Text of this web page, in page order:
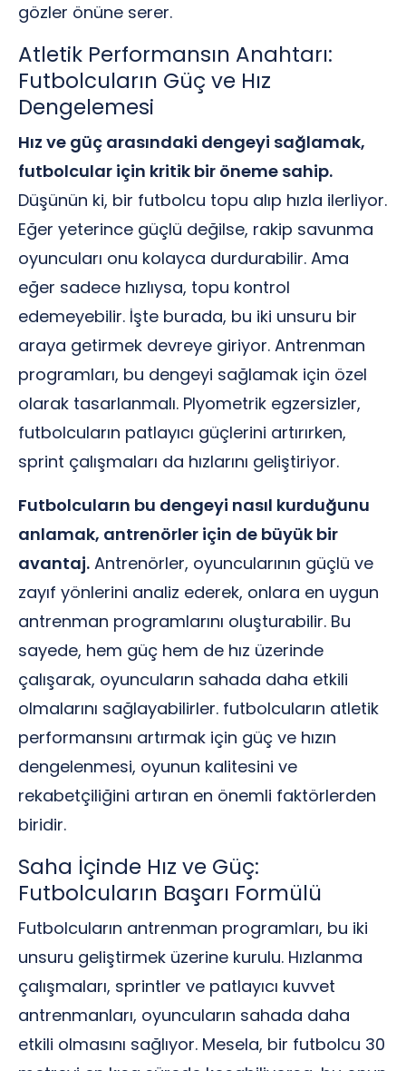
gözler önüne serer.
Atletik Performansın Anahtarı:
Futbolcuların Güç ve Hız
Dengelemesi
Hız ve güç arasındaki dengeyi sağlamak,
futbolcular için kritik bir öneme sahip.
Düşünün ki, bir futbolcu topu alıp hızla ilerliyor.
Eğer yeterince güçlü değilse, rakip savunma
oyuncuları onu kolayca durdurabilir. Ama
eğer sadece hızlıysa, topu kontrol
edemeyebilir. İşte burada, bu iki unsuru bir
araya getirmek devreye giriyor. Antrenman
programları, bu dengeyi sağlamak için özel
olarak tasarlanmalı. Plyometrik egzersizler,
futbolcuların patlayıcı güçlerini artırırken,
sprint çalışmaları da hızlarını geliştiriyor.
Futbolcuların bu dengeyi nasıl kurduğunu
anlamak, antrenörler için de büyük bir
avantaj. Antrenörler, oyuncularının güçlü ve
zayıf yönlerini analiz ederek, onlara en uygun
antrenman programlarını oluşturabilir. Bu
sayede, hem güç hem de hız üzerinde
çalışarak, oyuncuların sahada daha etkili
olmalarını sağlayabilirler. futbolcuların atletik
performansını artırmak için güç ve hızın
dengelenmesi, oyunun kalitesini ve
rekabetçiliğini artıran en önemli faktörlerden
biridir.
Saha İçinde Hız ve Güç:
Futbolcuların Başarı Formülü
Futbolcuların antrenman programları, bu iki
unsuru geliştirmek üzerine kurulu. Hızlanma
çalışmaları, sprintler ve patlayıcı kuvvet
antrenmanları, oyuncuların sahada daha
etkili olmasını sağlıyor. Mesela, bir futbolcu 30